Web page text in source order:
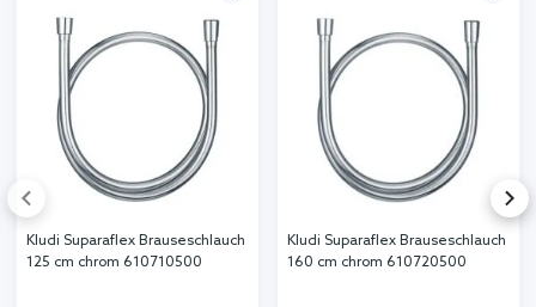
Kludi Suparaflex Brauseschlauch
125 cm chrom 610710500
Kludi Suparaflex Brauseschlauch
160 cm chrom 610720500